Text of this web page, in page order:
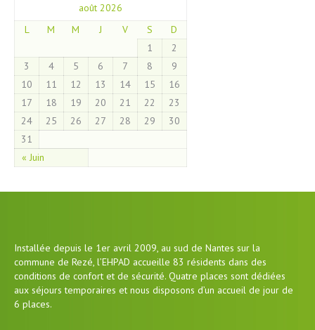
août 2026
L
M M J V S D
« Juin
1
2
3
4 5 6 7 8
9
10
11 12 13 14 15
16
17
18 19 20 21 22
23
24
25 26 27 28 29
30
31
Installée depuis le 1er avril 2009, au sud de Nantes sur la
commune de Rezé, l’EHPAD accueille 83 résidents dans des
conditions de confort et de sécurité. Quatre places sont dédiées
aux séjours temporaires et nous disposons d’un accueil de jour de
6 places.